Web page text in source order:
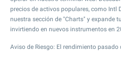
precios de activos populares, como Intl
nuestra sección de "Charts" y expande
invirtiendo en nuevos instrumentos en
Aviso de Riesgo: El rendimiento pasado